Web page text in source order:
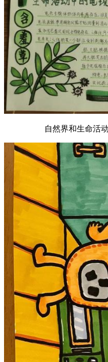
自然界和生命活